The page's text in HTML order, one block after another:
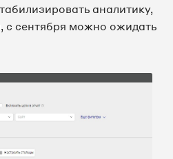
аналитику,
с сентября можно ожидать